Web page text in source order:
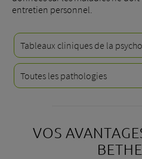
entretien personnel.
Tableaux cliniques de la
Dépression péri-partum
Toutes les pathologies
Endométriose
VOS